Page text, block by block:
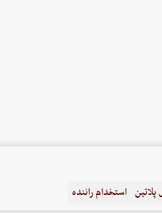
استخدام راننده